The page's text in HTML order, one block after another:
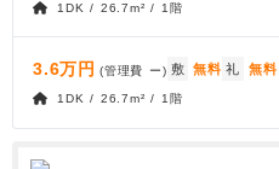
1DK / 26.7m² / 1階
3.6万円 (管理費 ー) 敷 無料 礼 無料
1DK / 26.7m² / 1階